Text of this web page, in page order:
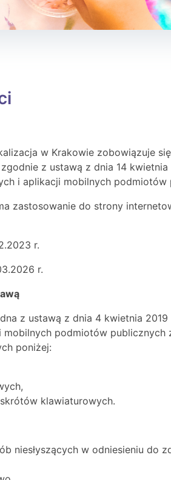
w Krakowie zobowiązuje
z ustawą z dnia 14 kwietnia
i aplikacji mobilnych podmiotów
zastosowanie do strony
r.
r.
z ustawą z dnia 4 kwietnia
podmiotów publicznych
poniżej:
klawiaturowych.
niesłyszących w odniesieniu do